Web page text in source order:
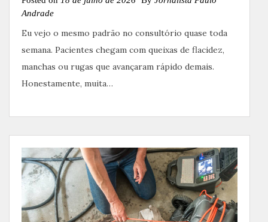
Andrade
Eu vejo o mesmo padrão no consultório quase toda
semana. Pacientes chegam com queixas de flacidez,
manchas ou rugas que avançaram rápido demais.
Honestamente, muita…